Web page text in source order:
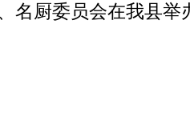
名厨委员会在我县举